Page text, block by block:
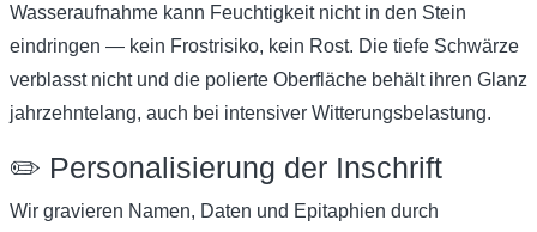
Wasseraufnahme kann Feuchtigkeit nicht in den Stein
eindringen — kein Frostrisiko, kein Rost. Die tiefe Schwärze
verblasst nicht und die polierte Oberfläche behält ihren Glanz
jahrzehntelang, auch bei intensiver Witterungsbelastung.
✏️ Personalisierung der Inschrift
Wir gravieren Namen, Daten und Epitaphien durch